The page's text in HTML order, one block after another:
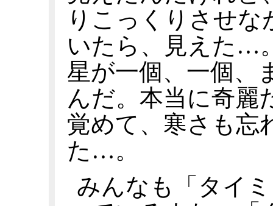
りこっくりさせ
いたら、見えた…
星が一個、一個、
んだ。本当に奇
覚めて、寒さも忘
た…。
みんなも「タイ